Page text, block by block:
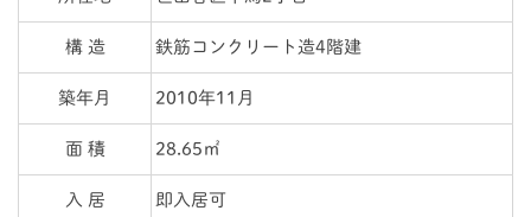
構 造 鉄筋コンクリート造4階建
築年月 2010年11月
面 積 28.65㎡
入 居 即入居可